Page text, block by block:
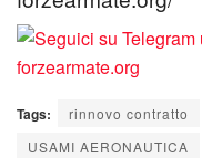
Tags: rinnovo contratto
USAMI AERONAUTICA